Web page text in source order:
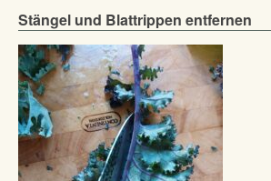
Stängel und Blattrippen entfernen